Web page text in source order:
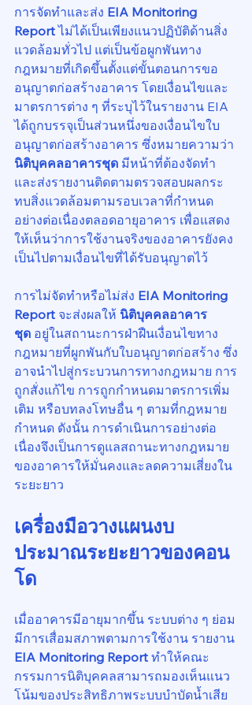
การจัดทำและส่ง EIA Monitoring
Report ไม่ได้เป็นเพียงแนวปฏิบัติด้านสิ่ง
แวดล้อมทั่วไป แต่เป็นข้อผูกพันทาง
กฎหมายที่เกิดขึ้นตั้งแต่ขั้นตอนการขอ
อนุญาตก่อสร้างอาคาร โดยเงื่อนไขและ
มาตรการต่าง ๆ ที่ระบุไว้ในรายงาน EIA
ได้ถูกบรรจุเป็นส่วนหนึ่งของเงื่อนไขใบ
อนุญาตก่อสร้างอาคาร ซึ่งหมายความว่า
นิติบุคคลอาคารชุด มีหน้าที่ต้องจัดทำ
และส่งรายงานติดตามตรวจสอบผลกระ
ทบสิ่งแวดล้อมตามรอบเวลาที่กำหนด
อย่างต่อเนื่องตลอดอายุอาคาร เพื่อแสดง
ให้เห็นว่าการใช้งานจริงของอาคารยังคง
เป็นไปตามเงื่อนไขที่ได้รับอนุญาตไว้
การไม่จัดทำหรือไม่ส่ง EIA Monitoring
Report จะส่งผลให้ นิติบุคคลอาคาร
ชุด อยู่ในสถานะการฝ่าฝืนเงื่อนไขทาง
กฎหมายที่ผูกพันกับใบอนุญาตก่อสร้าง ซึ่ง
อาจนำไปสู่กระบวนการทางกฎหมาย การ
ถูกสั่งแก้ไข การถูกกำหนดมาตรการเพิ่ม
เติม หรือบทลงโทษอื่น ๆ ตามที่กฎหมาย
กำหนด ดังนั้น การดำเนินการอย่างต่อ
เนื่องจึงเป็นการดูแลสถานะทางกฎหมาย
ของอาคารให้มั่นคงและลดความเสี่ยงใน
ระยะยาว
เครื่องมือวางแผนงบ
ประมาณระยะยาวของคอน
โด
เมื่ออาคารมีอายุมากขึ้น ระบบต่าง ๆ ย่อม
มีการเสื่อมสภาพตามการใช้งาน รายงาน
EIA Monitoring Report ทำให้คณะ
กรรมการนิติบุคคลสามารถมองเห็นแนว
โน้มของประสิทธิภาพระบบบำบัดน้ำเสีย